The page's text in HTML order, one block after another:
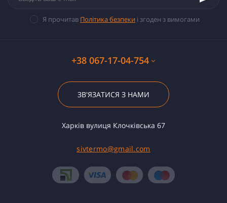
Я прочитав Політика безпеки і згоден з вимогами
+38 067-17-04-754
ЗВ'ЯЗАТИСЯ З НАМИ
Харків вулиця Клочківська 67
sivtermo@gmail.com